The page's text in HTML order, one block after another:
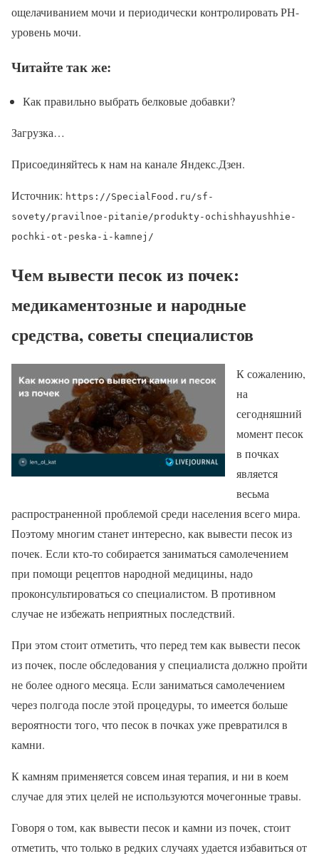
ощелачиванием мочи и периодически контролировать РН-
уровень мочи.
Читайте так же:
Как правильно выбрать белковые добавки?
Загрузка…
Присоединяйтесь к нам на канале Яндекс.Дзен.
Источник: https://SpecialFood.ru/sf-
sovety/pravilnoe-pitanie/produkty-ochishhayushhie-
pochki-ot-peska-i-kamnej/
Чем вывести песок из почек:
медикаментозные и народные
средства, советы специалистов
К сожалению,
на
сегодняшний
момент песок
в почках
является
весьма
распространенной проблемой среди населения всего мира.
Поэтому многим станет интересно, как вывести песок из
почек. Если кто-то собирается заниматься самолечением
при помощи рецептов народной медицины, надо
проконсультироваться со специалистом. В противном
случае не избежать неприятных последствий.
При этом стоит отметить, что перед тем как вывести песок
из почек, после обследования у специалиста должно пройти
не более одного месяца. Если заниматься самолечением
через полгода после этой процедуры, то имеется больше
вероятности того, что песок в почках уже превратился в
камни.
К камням применяется совсем иная терапия, и ни в коем
случае для этих целей не используются мочегонные травы.
Говоря о том, как вывести песок и камни из почек, стоит
отметить, что только в редких случаях удается избавиться от